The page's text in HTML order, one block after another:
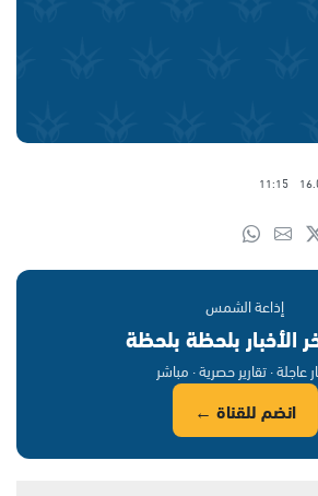
11:15
إذاعة الشمس
الأخبار بلحظة بلحظة
عاجلة · تقارير حصرية · مباشر
انضم للقناة ←